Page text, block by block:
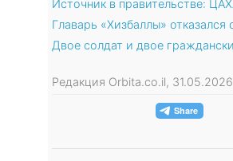
Источник в правительстве:
Главарь «Хизбаллы»
Двое солдат и двое
Редакция Orbita.co.il,